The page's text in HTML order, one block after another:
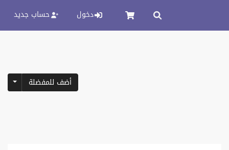
دخول حساب جديد
أضف للمفضلة